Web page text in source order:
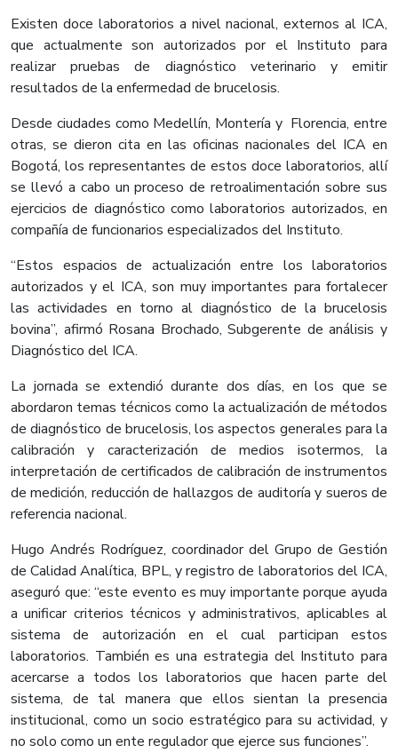
Existen doce laboratorios a nivel nacional, externos al ICA,
que actualmente son autorizados por el Instituto para
realizar pruebas de diagnóstico veterinario y emitir
resultados de la enfermedad de brucelosis.
Desde ciudades como Medellín, Montería y Florencia, entre
otras, se dieron cita en las oficinas nacionales del ICA en
Bogotá, los representantes de estos doce laboratorios, allí
se llevó a cabo un proceso de retroalimentación sobre sus
ejercicios de diagnóstico como laboratorios autorizados, en
compañía de funcionarios especializados del Instituto.
“Estos espacios de actualización entre los laboratorios
autorizados y el ICA, son muy importantes para fortalecer
las actividades en torno al diagnóstico de la brucelosis
bovina”, afirmó Rosana Brochado, Subgerente de análisis y
Diagnóstico del ICA.
La jornada se extendió durante dos días, en los que se
abordaron temas técnicos como la actualización de métodos
de diagnóstico de brucelosis, los aspectos generales para la
calibración y caracterización de medios isotermos, la
interpretación de certificados de calibración de instrumentos
de medición, reducción de hallazgos de auditoría y sueros de
referencia nacional.
Hugo Andrés Rodríguez, coordinador del Grupo de Gestión
de Calidad Analítica, BPL, y registro de laboratorios del ICA,
aseguró que: “este evento es muy importante porque ayuda
a unificar criterios técnicos y administrativos, aplicables al
sistema de autorización en el cual participan estos
laboratorios. También es una estrategia del Instituto para
acercarse a todos los laboratorios que hacen parte del
sistema, de tal manera que ellos sientan la presencia
institucional, como un socio estratégico para su actividad, y
no solo como un ente regulador que ejerce sus funciones”.